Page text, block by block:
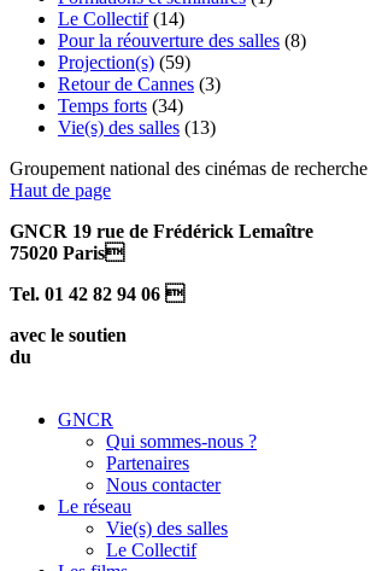
Le Collectif(14)
Pour la réouverture des salles (8)
Projection(s) (59)
Retour de Cannes (3)
Temps forts (34)
Vie(s) des salles (13)
Groupement national des cinémas de recherche
Haut de page
GNCR 19 rue de Frédérick Lemaître
75020 Paris
Tel. 01 42 82 94 06 
avec le soutien
du
GNCR
Qui sommes-nous ?
Partenaires
Nous contacter
Le réseau
Vie(s) des salles
Le Collectif